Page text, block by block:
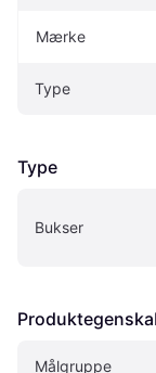
Mærke
Type
Type
Bukser
Målgruppe